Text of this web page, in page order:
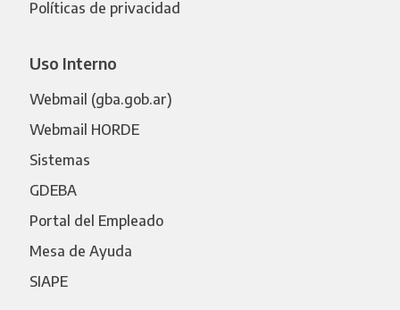
Políticas de privacidad
Uso Interno
Webmail (gba.gob.ar)
Webmail HORDE
Sistemas
GDEBA
Portal del Empleado
Mesa de Ayuda
SIAPE